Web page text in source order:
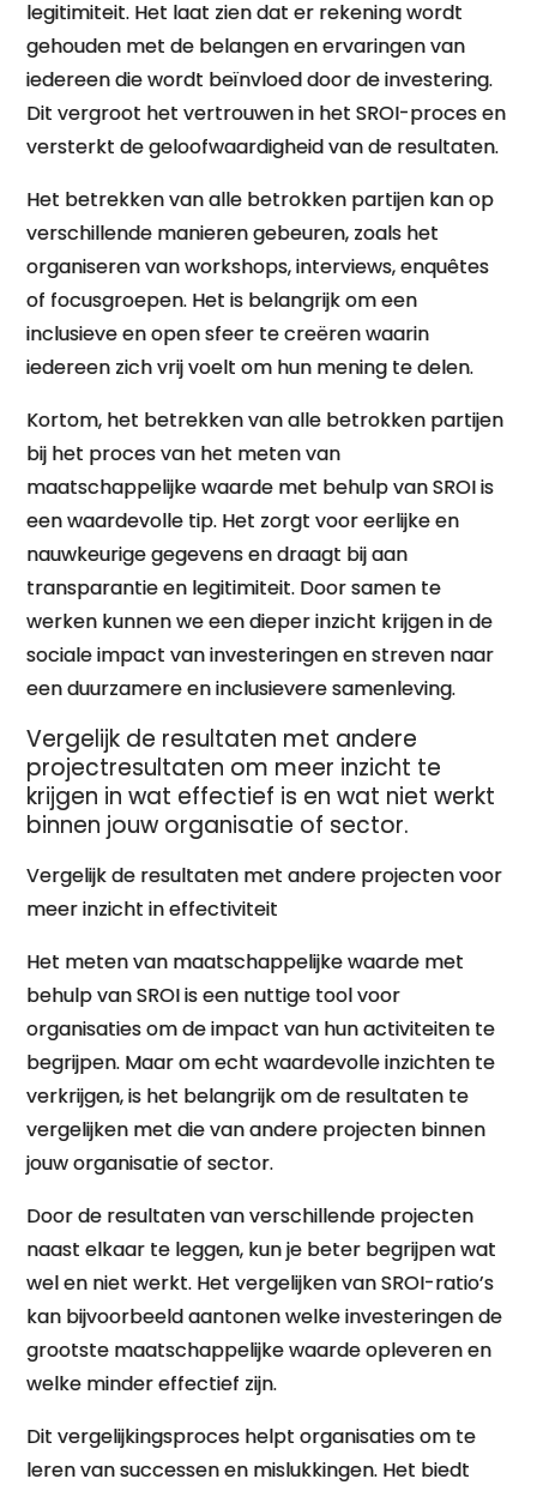
legitimiteit. Het laat zien dat er rekening wordt
gehouden met de belangen en ervaringen van
iedereen die wordt beïnvloed door de investering.
Dit vergroot het vertrouwen in het SROI-proces en
versterkt de geloofwaardigheid van de resultaten.
Het betrekken van alle betrokken partijen kan op
verschillende manieren gebeuren, zoals het
organiseren van workshops, interviews, enquêtes
of focusgroepen. Het is belangrijk om een
inclusieve en open sfeer te creëren waarin
iedereen zich vrij voelt om hun mening te delen.
Kortom, het betrekken van alle betrokken partijen
bij het proces van het meten van
maatschappelijke waarde met behulp van SROI is
een waardevolle tip. Het zorgt voor eerlijke en
nauwkeurige gegevens en draagt bij aan
transparantie en legitimiteit. Door samen te
werken kunnen we een dieper inzicht krijgen in de
sociale impact van investeringen en streven naar
een duurzamere en inclusievere samenleving.
Vergelijk de resultaten met andere
projectresultaten om meer inzicht te
krijgen in wat effectief is en wat niet werkt
binnen jouw organisatie of sector.
Vergelijk de resultaten met andere projecten voor
meer inzicht in effectiviteit
Het meten van maatschappelijke waarde met
behulp van SROI is een nuttige tool voor
organisaties om de impact van hun activiteiten te
begrijpen. Maar om echt waardevolle inzichten te
verkrijgen, is het belangrijk om de resultaten te
vergelijken met die van andere projecten binnen
jouw organisatie of sector.
Door de resultaten van verschillende projecten
naast elkaar te leggen, kun je beter begrijpen wat
wel en niet werkt. Het vergelijken van SROI-ratio’s
kan bijvoorbeeld aantonen welke investeringen de
grootste maatschappelijke waarde opleveren en
welke minder effectief zijn.
Dit vergelijkingsproces helpt organisaties om te
leren van successen en mislukkingen. Het biedt